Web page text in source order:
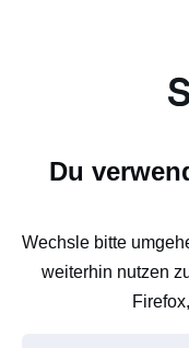
Du
Wechsle bitte
weiterhin nutzen